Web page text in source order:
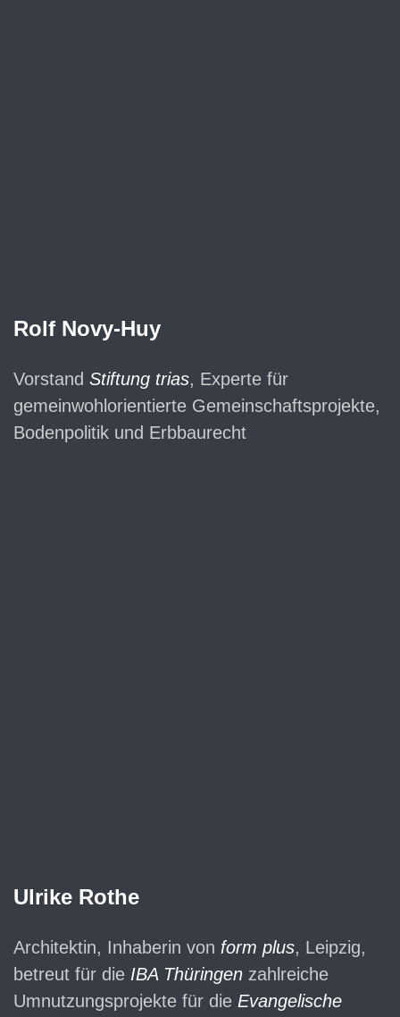
Rolf Novy-Huy
Vorstand Stiftung trias, Experte für
gemeinwohlorientierte Gemeinschaftsprojekte,
Bodenpolitik und Erbbaurecht
Ulrike Rothe
Architektin, Inhaberin von form plus, Leipzig,
betreut für die IBA Thüringen zahlreiche
Umnutzungsprojekte für die Evangelische